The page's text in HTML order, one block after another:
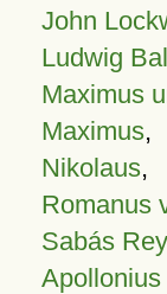
John
Ludwig
Maximus
Maximus,
Nikolaus,
Romanus
Sabás